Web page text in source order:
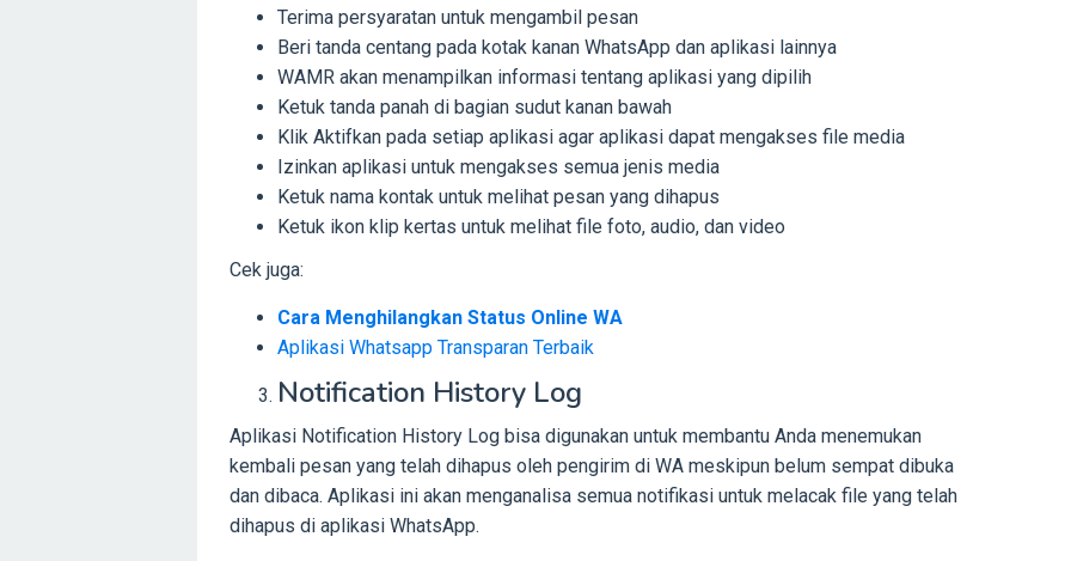
Terima persyaratan untuk mengambil pesan
Beri tanda centang pada kotak kanan WhatsApp dan aplikasi lainnya
WAMR akan menampilkan informasi tentang aplikasi yang dipilih
Ketuk tanda panah di bagian sudut kanan bawah
Klik Aktifkan pada setiap aplikasi agar aplikasi dapat mengakses file media
Izinkan aplikasi untuk mengakses semua jenis media
Ketuk nama kontak untuk melihat pesan yang dihapus
Ketuk ikon klip kertas untuk melihat file foto, audio, dan video
Cek juga:
Cara Menghilangkan Status Online WA
Aplikasi Whatsapp Transparan Terbaik
Notification History Log
Aplikasi Notification History Log bisa digunakan untuk membantu Anda menemukan
kembali pesan yang telah dihapus oleh pengirim di WA meskipun belum sempat dibuka
dan dibaca. Aplikasi ini akan menganalisa semua notifikasi untuk melacak file yang telah
dihapus di aplikasi WhatsApp.